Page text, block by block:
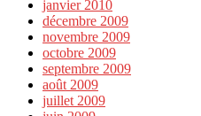
janvier 2010
décembre 2009
novembre 2009
octobre 2009
septembre 2009
août 2009
juillet 2009